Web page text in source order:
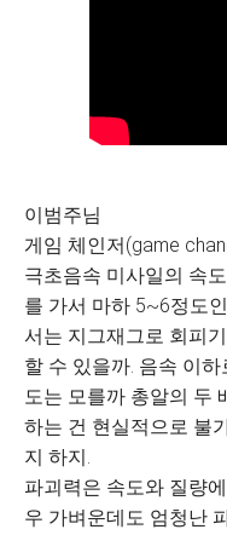
이범주님
게임 체인저(game
극초음속 미사일의 속
를 가서 마하 5~6정도
서는 지그재그로 회피
할 수 있을까. 음속 이
도는 모를까 총알의 두
하는 건 현실적으로 불
지 하지.
파괴력은 속도와 질량
우 가벼운데도 엄청난